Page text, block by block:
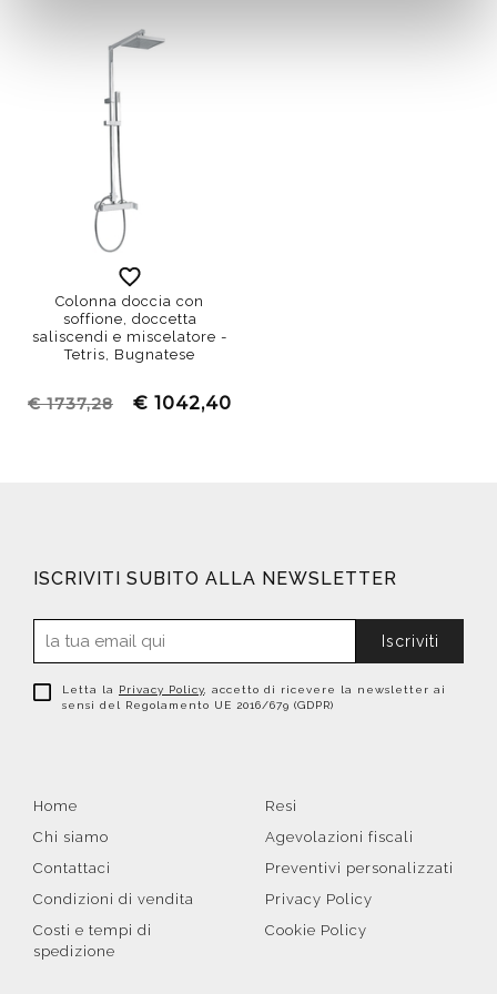
Colonna doccia con
soffione, doccetta
saliscendi e miscelatore -
Tetris, Bugnatese
€ 1737,28 € 1042,40
ISCRIVITI SUBITO ALLA NEWSLETTER
Iscriviti
Letta la Privacy Policy, accetto di ricevere la newsletter ai
sensi del Regolamento UE 2016/679 (GDPR)
Home
Chi siamo
Contattaci
Condizioni di vendita
Costi e tempi di
spedizione
Resi
Agevolazioni fiscali
Preventivi personalizzati
Privacy Policy
Cookie Policy